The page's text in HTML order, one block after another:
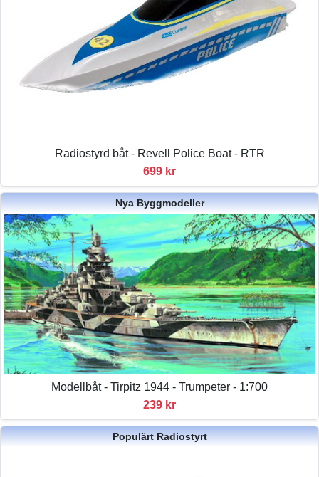
Radiostyrd båt - Revell Police Boat - RTR
699 kr
Nya Byggmodeller
Modellbåt - Tirpitz 1944 - Trumpeter - 1:700
239 kr
Populärt Radiostyrt